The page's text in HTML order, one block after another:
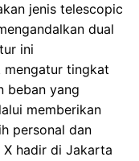
jenis telescopic
dual
ini
mengatur tingkat
beban yang
memberikan
personal dan
X hadir di Jakarta